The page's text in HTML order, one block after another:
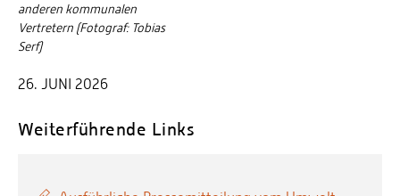
anderen kommunalen
Vertretern (Fotograf: Tobias
Serf)
26. JUNI 2026
Weiterführende Links